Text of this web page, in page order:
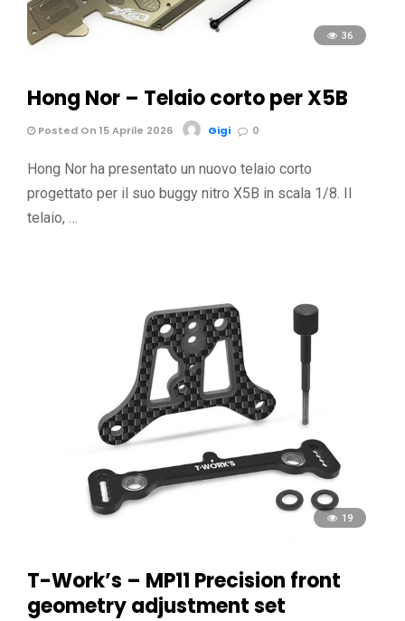
36
Hong Nor – Telaio corto per X5B
Posted On 15 Aprile 2026 Gigi 0
Hong Nor ha presentato un nuovo telaio corto
progettato per il suo buggy nitro X5B in scala 1/8. Il
telaio, …
19
T-Work’s – MP11 Precision front
geometry adjustment set